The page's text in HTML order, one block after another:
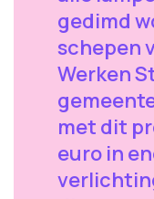
gedimd
schepen
Werken
met dit
euro in